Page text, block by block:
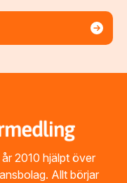
2010 hjälpt över
Allt börjar